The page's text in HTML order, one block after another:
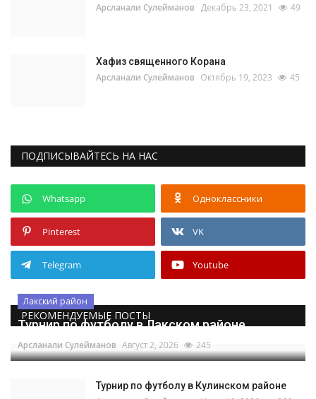
Арсланали Сулейманов Декабрь 23, 2021 49
Хафиз священного Корана
Арсланали Сулейманов Октябрь 19, 2023 45
ПОДПИСЫВАЙТЕСЬ НА НАС
Whatsapp Одноклассники
Pinterest VK
Telegram Youtube
РЕКОМЕНДУЕМЫЕ ПОСТЫ
Лакский район
Турнир по футболу в Лакском районе
Арсланали Сулейманов Август 2, 2026 245
Турнир по футболу в Кулинском районе